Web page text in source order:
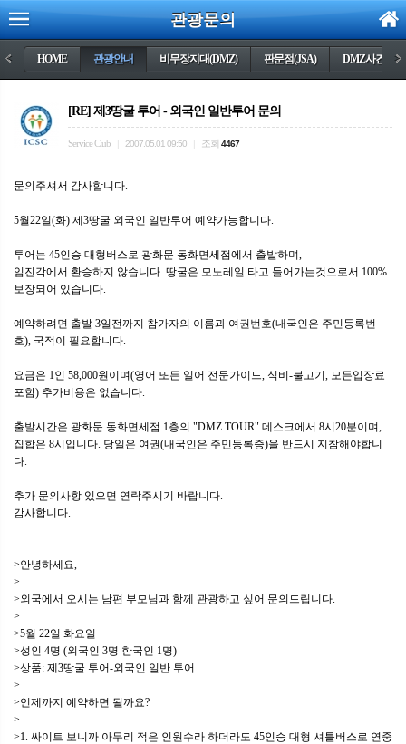
관광문의
< HOME 관광안내 비무장지대(DMZ) 판문점(JSA) DMZ사건들 >
[RE] 제3땅굴 투어 - 외국인 일반투어 문의
Service Club 2007.05.01 09:50 조회 4467
문의주셔서 감사합니다.
5월22일(화) 제3땅굴 외국인 일반투어 예약가능합니다.
투어는 45인승 대형버스로 광화문 동화면세점에서 출발하며,
임진각에서 환승하지 않습니다. 땅굴은 모노레일 타고 들어가는것으로서 100%
보장되어 있습니다.
예약하려면 출발 3일전까지 참가자의 이름과 여권번호(내국인은 주민등록번
호), 국적이 필요합니다.
요금은 1인 58,000원이며(영어 또든 일어 전문가이드, 식비-불고기, 모든입장료
포함) 추가비용은 없습니다.
출발시간은 광화문 동화면세점 1층의 "DMZ TOUR" 데스크에서 8시20분이며,
집합은 8시입니다. 당일은 여권(내국인은 주민등록증)을 반드시 지참해야합니
다.
추가 문의사항 있으면 연락주시기 바랍니다.
감사합니다.
>안녕하세요,
>
>외국에서 오시는 남편 부모님과 함께 관광하고 싶어 문의드립니다.
>
>5월 22일 화요일
>성인 4명 (외국인 3명 한국인 1명)
>상품: 제3땅굴 투어-외국인 일반 투어
>
>언제까지 예약하면 될까요?
>
>1. 싸이트 보니까 아무리 적은 인원수라 하더라도 45인승 대형 셔틀버스로 연중